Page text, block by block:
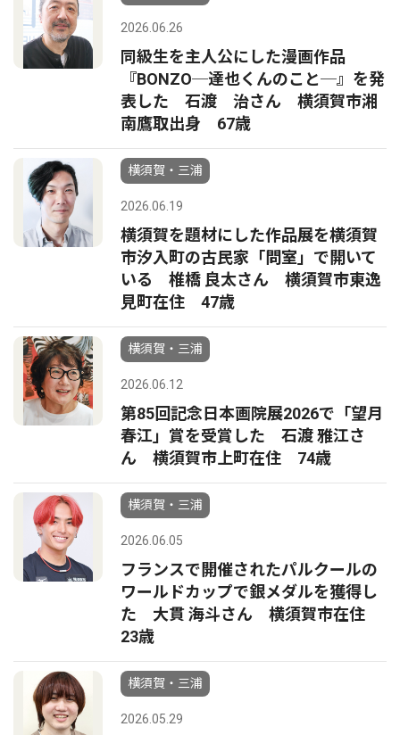
2026.06.26
同級生を主人公にした漫画作品
『BONZO─達也くんのこと─』を発
表した 石渡 治さん 横須賀市湘
南鷹取出身 67歳
横須賀・三浦
2026.06.19
横須賀を題材にした作品展を横須賀
市汐入町の古民家「問室」で開いて
いる 椎橋 良太さん 横須賀市東逸
見町在住 47歳
横須賀・三浦
2026.06.12
第85回記念日本画院展2026で「望月
春江」賞を受賞した 石渡 雅江さ
ん 横須賀市上町在住 74歳
横須賀・三浦
2026.06.05
フランスで開催されたパルクールの
ワールドカップで銀メダルを獲得し
た 大貫 海斗さん 横須賀市在住
23歳
横須賀・三浦
2026.05.29